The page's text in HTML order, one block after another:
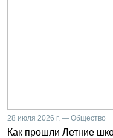
28 июля 2026 г. — Общество
Как прошли Летние